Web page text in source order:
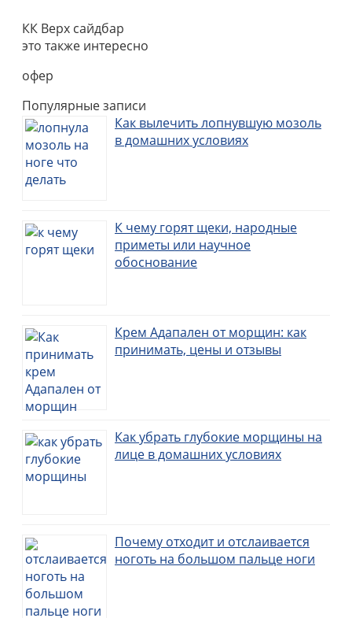
КК Верх сайдбар
это также интересно
офер
Популярные записи
Как вылечить лопнувшую мозоль
в домашних условиях
К чему горят щеки, народные
приметы или научное
обоснование
Крем Адапален от морщин: как
принимать, цены и отзывы
Как убрать глубокие морщины на
лице в домашних условиях
Почему отходит и отслаивается
ноготь на большом пальце ноги